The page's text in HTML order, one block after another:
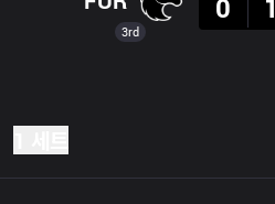
3rd
0
1